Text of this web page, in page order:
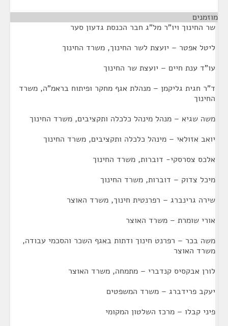
מוזמנים
שר החינוך ויו"ר מל"ג חבר הכנסת גדעון סער
ליטל אפטר – יועצת לשר החינוך, משרד החינוך
עו"ד ענת חיים – יועצת שר החינוך
ד"ר חגית גליקמן – מנהלת אגף מחקר ופיתוח בראמ"ה, משרד
החינוך
משה שגיא – מנהל מינהל כלכלה ותקציבים, משרד החינוך
יואב אזולאי – מינהל כלכלה ותקציבים, משרד החינוך
אלכס צסרסקי- דוברות, משרד החינוך
מיכל צדוק – דוברות, משרד החינוך
שירה גרינברג – רפרנטית חינוך, משרד האוצר
אורי שומרת – משרד האוצר
משה בכר – רפרנט חינוך ודתות באגף השכר והסכמי עבודה,
משרד האוצר
לורן אבקסיס קנדברי – מתמחה, משרד האוצר
יעקב פרידברג – משרד המשפטים
פיני קבלו – מרכז השלטון המקומי